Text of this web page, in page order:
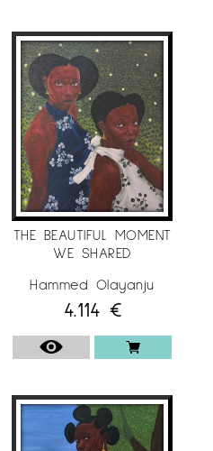
THE BEAUTIFUL MOMENT
WE SHARED
Hammed Olayanju
4.114 €